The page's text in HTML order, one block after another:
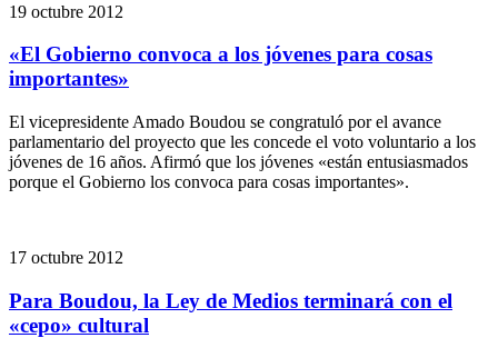
19 octubre 2012
«El Gobierno convoca a los jóvenes para cosas
importantes»
El vicepresidente Amado Boudou se congratuló por el avance
parlamentario del proyecto que les concede el voto voluntario a los
jóvenes de 16 años. Afirmó que los jóvenes «están entusiasmados
porque el Gobierno los convoca para cosas importantes».
17 octubre 2012
Para Boudou, la Ley de Medios terminará con el
«cepo» cultural